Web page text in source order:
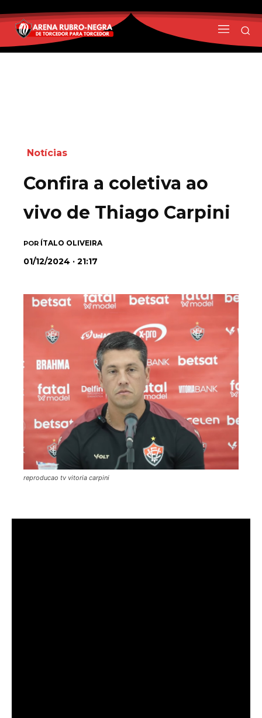
Notícias
Confira a coletiva ao
vivo de Thiago Carpini
POR ÍTALO OLIVEIRA
01/12/2024 · 21:17
reproducao tv vitoria carpini